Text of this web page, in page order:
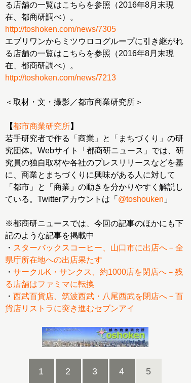
る店舗の一覧はこちらを参照（2016年8月末現
http://toshoken.com/news/7305
エブリワンからミツウロコグループに引き継がれ
る店舗の一覧はこちらを参照（2016年8月末現
http://toshoken.com/news/7213
＜取材・文・撮影／都市商業研究所＞
【都市商業研究所】
若手研究者で作る「商業」と「まちづくり」の研
究団体。Webサイト「都商研ニュース」では、研
究員の独自取材や各社のプレスリリースなどを基
に、商業とまちづくりに興味がある人に対して
「都市」と「商業」の動きを分かりやすく解説し
ている。Twitterアカウントは「 @toshouken 」
※都商研ニュースでは、今回の記事のほかにも下
記のような記事を掲載中
・ スターバックスコーヒー、山口市に出店へ－全
県庁所在地への出店果たす
・ サークルK・サンクス、約1000店を閉店へ－残
る店舗はファミマに転換
・ 西武百貨店、筑波西武・八尾西武を閉店へ－百
貨店リストラに突き進むセブンアイ
1 2 3 4 5